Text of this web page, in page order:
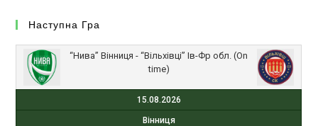
Наступна Гра
“Нива” Вінниця - “Вільхівці” Ів-Фр обл. (On
time)
15.08.2026
Вінниця